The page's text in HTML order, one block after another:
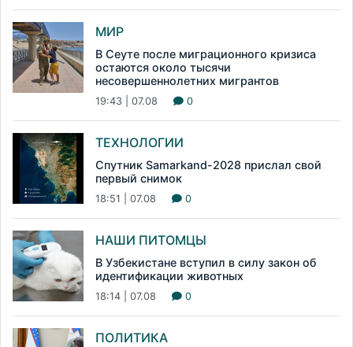
МИР
В Сеуте после миграционного кризиса
остаются около тысячи
несовершеннолетних мигрантов
19:43 | 07.08 0
ТЕХНОЛОГИИ
Спутник Samarkand-2028 прислал свой
первый снимок
18:51 | 07.08 0
НАШИ ПИТОМЦЫ
В Узбекистане вступил в силу закон об
идентификации животных
18:14 | 07.08 0
ПОЛИТИКА